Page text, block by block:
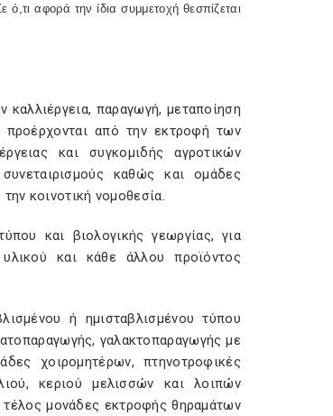
αφορά την ίδια συμμετοχή θεσπίζεται
παραγωγή, μεταποίηση
από την εκτροφή των
και συγκομιδής αγροτικών
καθώς και ομάδες
κοινοτική νομοθεσία.
και βιολογικής γεωργίας, για
και κάθε άλλου προϊόντος
ή ημισταβλισμένου τύπου
γαλακτοπαραγωγής με
χοιρομητέρων, πτηνοτροφικές
κεριού μελισσών και λοιπών
μονάδες εκτροφής θηραμάτων